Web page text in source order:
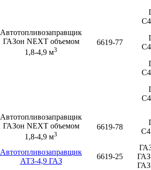
Автотопливозаправщик
ГАЗон NEXT объемом
1,8-4,9 м3
6619-77
Автотопливозаправщик
ГАЗон NEXT объемом
1,8-4,9 м3
6619-78
Автотопливозаправщик
АТЗ-4,9 ГАЗ
6619-25